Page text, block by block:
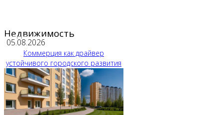
Недвижимость
05.08.2026
Коммерция как драйвер
устойчивого городского развития